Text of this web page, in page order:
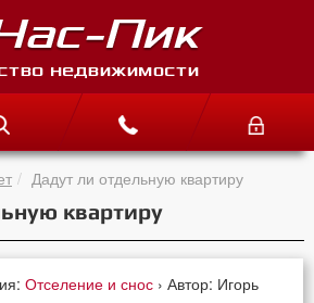
Дадут ли отдельную квартиру
квартиру
Отселение и снос › Автор: Игорь